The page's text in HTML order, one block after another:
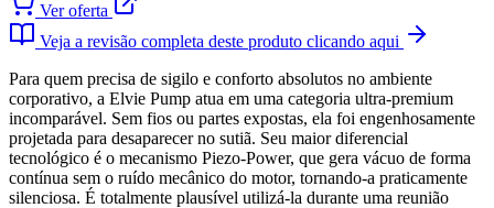
Ver oferta
Veja a revisão completa deste produto clicando aqui
Para quem precisa de sigilo e conforto absolutos no ambiente
corporativo, a Elvie Pump atua em uma categoria ultra-premium
incomparável. Sem fios ou partes expostas, ela foi engenhosamente
projetada para desaparecer no sutiã. Seu maior diferencial
tecnológico é o mecanismo Piezo-Power, que gera vácuo de forma
contínua sem o ruído mecânico do motor, tornando-a praticamente
silenciosa. É totalmente plausível utilizá-la durante uma reunião